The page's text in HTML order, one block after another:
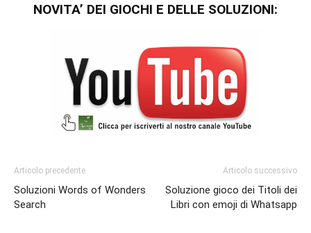
NOVITA’ DEI GIOCHI E DELLE SOLUZIONI:
Articolo precedente
Soluzioni Words of Wonders
Search
Articolo successivo
Soluzione gioco dei Titoli dei
Libri con emoji di Whatsapp